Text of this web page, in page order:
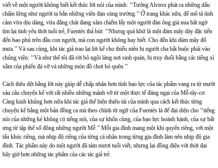
viết về một người không biết kết thúc lời nói của mình: ‘‘Tướng Alvirez phát ra những dấu
chấm lửng như người ta bắn những viên đạn súng trường.’’ Ở trang khác nữa, để mô tả tình
cảm vừa dịu dàng, vừa đắng chát đang xâm chiếm lấy một người đàn ông già nua bất ngờ
tìm lại tình yêu thời tuổi trẻ, Fuentès thả bút: ‘‘Nhưng quá khứ là một đám mây dày đặc tiến
đến bao phủ trên đầu con người, mà con người không hay biết. Cho đến khi đám mây đổ
mưa.’’ Và sau cùng, khi tác giả trao lại lời kể cho thiếu niên bị người cha bắt buộc phải vào
chủng viện: ‘‘Và như thế tôi đã rời bỏ ngôi làng nơi sinh quán, bị truy đuổi bằng các tiếng xì
xầm của phiến đá vỡ và những món đồ chơi bỏ quên.’’
Cách thêu dệt bằng lời này giúp dễ chấp nhận hơn tính bạo lực của tác phẩm vang ra từ mười
sáu câu chuyện kể với rất nhiều những mảnh vỡ từ một thực tế đáng ngại của Mễ-tây-cơ.
Càng kinh khủng hơn nữa khi tác giả thể hiện thiên tài của mình qua cách kết thúc từng
chuyện kể bằng một bản đồng ca mà theo chính từ ngữ của Fuentès là để đại diện cho ‘‘tiếng
nói của những kẻ không có tiếng nói, của sự khốn cùng, của bạo lực hoành hành, của sự bất
ưng từ tập thể số đông những người Mễ.’’ Mỗi gia đình mang một khí quyển riêng, với một
tấu khúc riêng, mà nhịp độ riêng của từng cá nhân trong từng gia đình làm nên nhịp độ gia
đình. Tác phẩm này do một người đã tám mươi tuổi viết, nhưng lại đồng điệu với thời đại
bây giờ hơn những tác phẩm của các tác giả trẻ.